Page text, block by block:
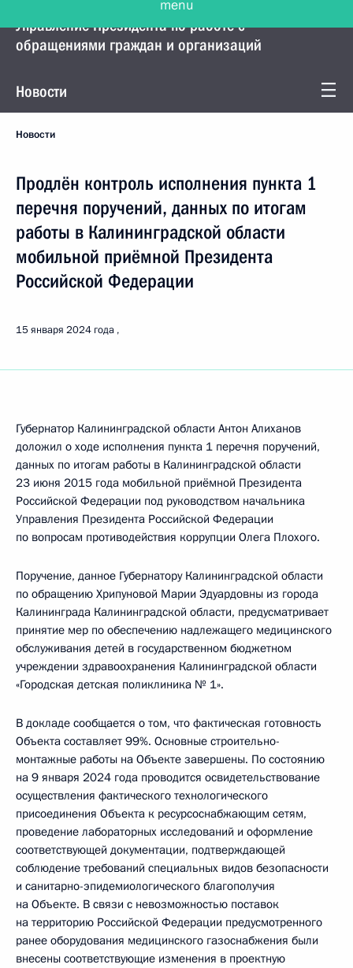
Управление Президента по работе с
обращениями граждан и организаций
Новости
Новости
Продлён контроль исполнения пункта 1
перечня поручений, данных по итогам
работы в Калининградской области
мобильной приёмной Президента
Российской Федерации
15 января 2024 года
Губернатор Калининградской области Антон Алиханов
доложил о ходе исполнения пункта 1 перечня поручений,
данных по итогам работы в Калининградской области
23 июня 2015 года мобильной приёмной Президента
Российской Федерации под руководством начальника
Управления Президента Российской Федерации
по вопросам противодействия коррупции Олега Плохого.
Поручение, данное Губернатору Калининградской области
по обращению Хрипуновой Марии Эдуардовны из города
Калининграда Калининградской области, предусматривает
принятие мер по обеспечению надлежащего медицинского
обслуживания детей в государственном бюджетном
учреждении здравоохранения Калининградской области
«Городская детская поликлиника № 1».
В докладе сообщается о том, что фактическая готовность
Объекта составляет 99%. Основные строительно-
монтажные работы на Объекте завершены. По состоянию
на 9 января 2024 года проводится освидетельствование
осуществления фактического технологического
присоединения Объекта к ресурсоснабжающим сетям,
проведение лабораторных исследований и оформление
соответствующей документации, подтверждающей
соблюдение требований специальных видов безопасности
и санитарно-эпидемиологического благополучия
на Объекте. В связи с невозможностью поставок
на территорию Российской Федерации предусмотренного
ранее оборудования медицинского газоснабжения были
внесены соответствующие изменения в проектную